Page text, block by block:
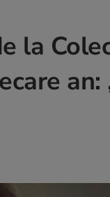
la
an: